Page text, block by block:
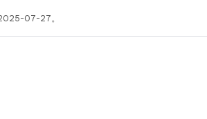
07-27。